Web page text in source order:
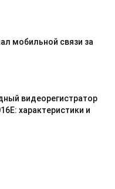
мобильной связи за
видеорегистратор
характеристики и